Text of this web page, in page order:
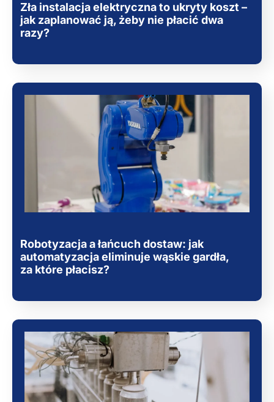
Zła instalacja elektryczna to ukryty koszt –
jak zaplanować ją, żeby nie płacić dwa
razy?
Robotyzacja a łańcuch dostaw: jak
automatyzacja eliminuje wąskie gardła,
za które płacisz?